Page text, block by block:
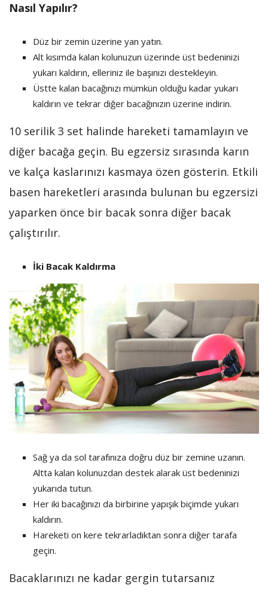
Nasıl Yapılır?
Düz bir zemin üzerine yan yatın.
Alt kısımda kalan kolunuzun üzerinde üst bedeninizi
yukarı kaldırın, elleriniz ile başınızı destekleyin.
Üstte kalan bacağınızı mümkün olduğu kadar yukarı
kaldırın ve tekrar diğer bacağınızın üzerine indirin.
10 serilik 3 set halinde hareketi tamamlayın ve
diğer bacağa geçin. Bu egzersiz sırasında karın
ve kalça kaslarınızı kasmaya özen gösterin. Etkili
basen hareketleri arasında bulunan bu egzersizi
yaparken önce bir bacak sonra diğer bacak
çalıştırılır.
İki Bacak Kaldırma
Sağ ya da sol tarafınıza doğru düz bir zemine uzanın.
Altta kalan kolunuzdan destek alarak üst bedeninizi
yukarıda tutun.
Her iki bacağınızı da birbirine yapışık biçimde yukarı
kaldırın.
Hareketi on kere tekrarladıktan sonra diğer tarafa
geçin.
Bacaklarınızı ne kadar gergin tutarsanız